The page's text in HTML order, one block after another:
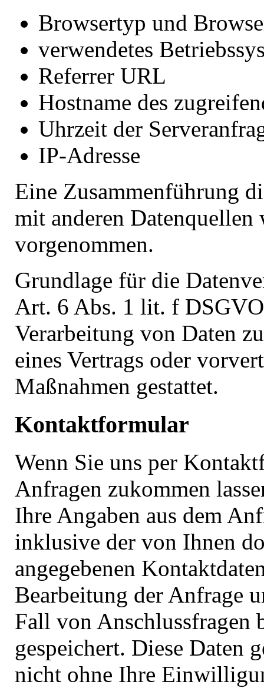
Browsertyp und
verwendetes
Referrer URL
Hostname des
Uhrzeit der
IP-Adresse
Eine Zusammenführung
mit anderen
vorgenommen.
Grundlage für die
Art. 6 Abs. 1 lit. f
Verarbeitung von Daten
eines Vertrags oder
Maßnahmen gestattet.
Kontaktformular
Wenn Sie uns per
Anfragen zukommen
Ihre Angaben aus dem
inklusive der von Ihnen
angegebenen
Bearbeitung der Anfrage
Fall von Anschlussfragen
gespeichert. Diese Daten
nicht ohne Ihre